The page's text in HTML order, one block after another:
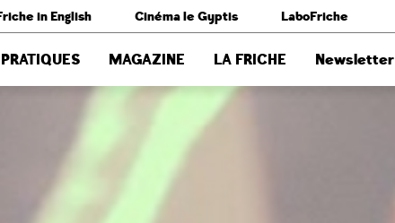
in English Cinéma le Gyptis LaboFriche
MAGAZINE LA FRICHE Newsletter